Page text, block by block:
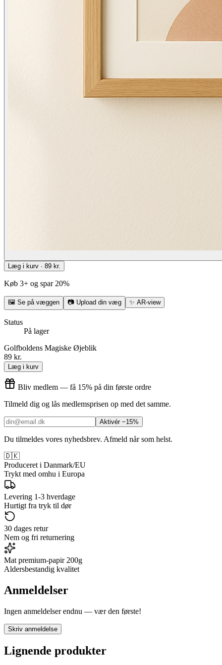
Læg i kurv · 89 kr.
Køb 3+ og spar 20%
🖼 Se på væggen 📷 Upload din væg ✨ AR-view
Status
På lager
Golfboldens Magiske Øjeblik
89 kr.
Læg i kurv
Bliv medlem — få 15% på din første ordre
Tilmeld dig og lås medlemsprisen op med det samme.
Aktivér −15%
Du tilmeldes vores nyhedsbrev. Afmeld når som helst.
🇩🇰
Produceret i Danmark/EU
Trykt med omhu i Europa
Levering 1-3 hverdage
Hurtigt fra tryk til dør
30 dages retur
Nem og fri returnering
Mat premium-papir 200g
Aldersbestandig kvalitet
Anmeldelser
Ingen anmeldelser endnu — vær den første!
Skriv anmeldelse
Lignende produkter